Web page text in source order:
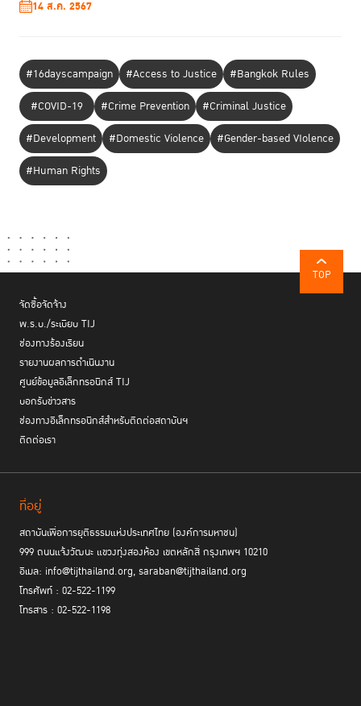
14 ส.ค. 2567
#16dayscampaign #Access to Justice
#Bangkok Rules
#COVID-19
#Crime Prevention
#Criminal Justice
#Development
#Domestic Violence
#Gender-based VIolence
#Human Rights
TOP
จัดซื้อจัดจ้าง
พ.ร.บ./ระเบียบ TIJ
ช่องทางร้องเรียน
รายงานผลการดำเนินงาน
ศูนย์ข้อมูลอิเล็กทรอนิกส์ TIJ
บอกรับข่าวสาร
ช่องทางอิเล็กทรอนิกส์สำหรับติดต่อสถาบันฯ
ติดต่อเรา
ที่อยู่
สถาบันเพื่อการยุติธรรมแห่งประเทศไทย (องค์การมหาชน)
999 ถนนแจ้งวัฒนะ แขวงทุ่งสองห้อง เขตหลักสี่ กรุงเทพฯ 10210
อีเมล: info@tijthailand.org, saraban@tijthailand.org
โทรศัพท์ : 02-522-1199
โทรสาร : 02-522-1198